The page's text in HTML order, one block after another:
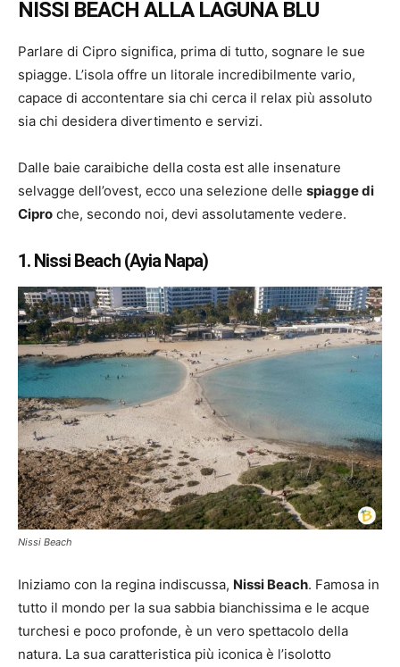
NISSI BEACH ALLA LAGUNA BLU
Parlare di Cipro significa, prima di tutto, sognare le sue
spiagge. L’isola offre un litorale incredibilmente vario,
capace di accontentare sia chi cerca il relax più assoluto
sia chi desidera divertimento e servizi.
Dalle baie caraibiche della costa est alle insenature
selvagge dell’ovest, ecco una selezione delle spiagge di
Cipro che, secondo noi, devi assolutamente vedere.
1. Nissi Beach (Ayia Napa)
Nissi Beach
Iniziamo con la regina indiscussa, Nissi Beach. Famosa in
tutto il mondo per la sua sabbia bianchissima e le acque
turchesi e poco profonde, è un vero spettacolo della
natura. La sua caratteristica più iconica è l’isolotto